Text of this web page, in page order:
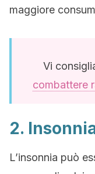
maggiore
Vi
combattere
2.
L’insonnia può